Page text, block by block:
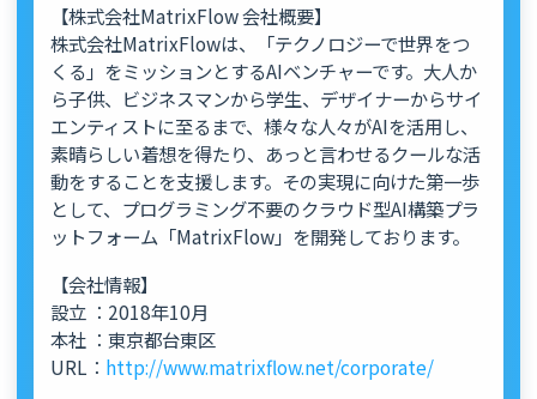
【株式会社MatrixFlow 会社概要】
株式会社MatrixFlowは、「テクノロジーで世界をつ
くる」をミッションとするAIベンチャーです。大人か
ら子供、ビジネスマンから学生、デザイナーからサイ
エンティストに至るまで、様々な人々がAIを活用し、
素晴らしい着想を得たり、あっと言わせるクールな活
動をすることを支援します。その実現に向けた第一歩
として、プログラミング不要のクラウド型AI構築プラ
ットフォーム「MatrixFlow」を開発しております。
【会社情報】
設立 ：2018年10月
本社 ：東京都台東区
URL： http://www.matrixflow.net/corporate/